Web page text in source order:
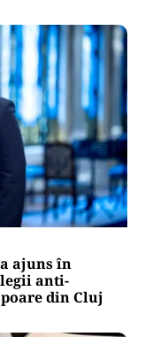
ajuns în
anti-
din Cluj